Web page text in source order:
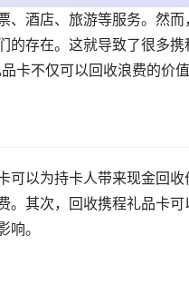
酒店、旅游等服务。然
的存在。这就导致了很多
卡不仅可以回收浪费的价值
可以为持卡人带来现金回
其次，回收携程礼品卡
。